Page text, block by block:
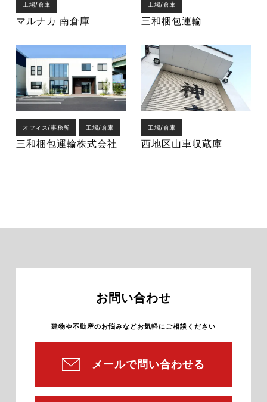
工場/倉庫
マルナカ 南倉庫
工場/倉庫
三和梱包運輸
オフィス/事務所 工場/倉庫
三和梱包運輸株式会社
工場/倉庫
西地区山車収蔵庫
お問い合わせ
建物や不動産のお悩みなどお気軽にご相談ください
メールで問い合わせる